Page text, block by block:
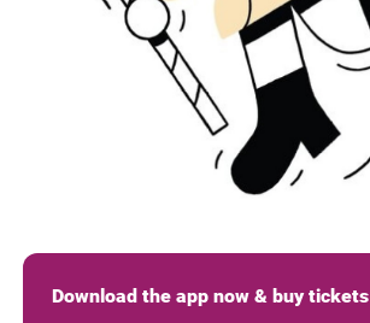
Download the app now & buy tickets